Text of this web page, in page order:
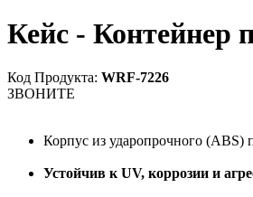
Кейс -
Код Продукта: WRF-7226
ЗВОНИТЕ
Корпус из ударопрочного (ABS)
Устойчив к UV, коррозии и